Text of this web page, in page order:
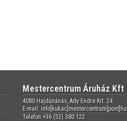
Mestercentrum Áruház Kft
4080 Hajdúnánás, Ady Endre Krt. 24.
E-mail: info[kukac]mestercentrum[pont]hu
Telefon:+36 (52) 380 122